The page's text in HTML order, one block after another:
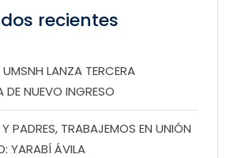
recientes
UMSNH LANZA TERCERA
NUEVO INGRESO
PADRES, TRABAJEMOS EN UNIÓN
YARABÍ ÁVILA